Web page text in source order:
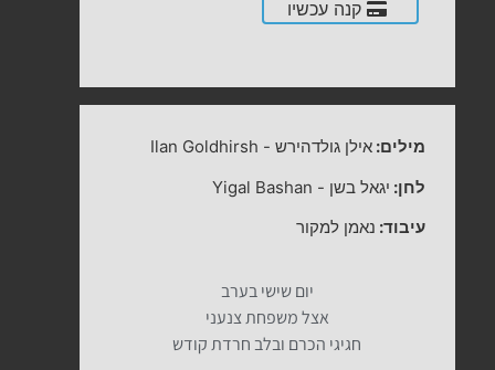
קנה עכשיו
מילים:אילן גולדהירש -
Ilan Goldhirsh
לחן: יגאל בשן -
Yigal Bashan
עיבוד: נאמן למקור
יום שישי בערב
אצל משפחת צנעני
חגיגי הכרם ובלב חרדת קודש